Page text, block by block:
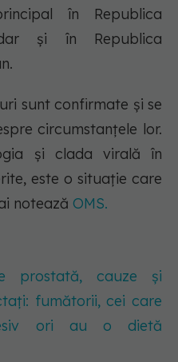
în Republica
și în Republica
sunt confirmate și se
circumstanțele lor.
și clada virală în
este o situație care
notează OMS.
prostată, cauze și
fumătorii, cei care
ori au o dietă